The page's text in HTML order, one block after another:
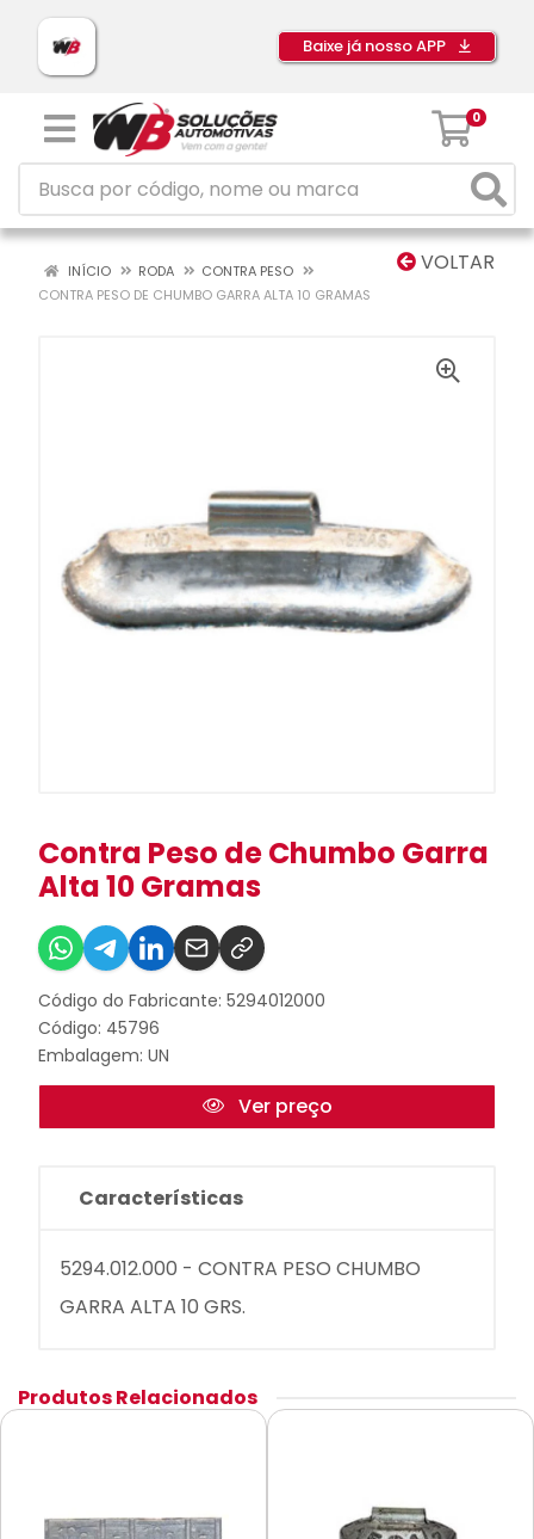
Baixe já nosso APP
0
VOLTAR
INÍCIO RODA
CONTRA PESO
CONTRA PESO DE CHUMBO GARRA ALTA 10 GRAMAS
Contra Peso de Chumbo Garra
Alta 10 Gramas
Código do Fabricante: 5294012000
Código: 45796
Embalagem: UN
Ver preço
Características
5294.012.000 - CONTRA PESO CHUMBO
GARRA ALTA 10 GRS.
Produtos Relacionados